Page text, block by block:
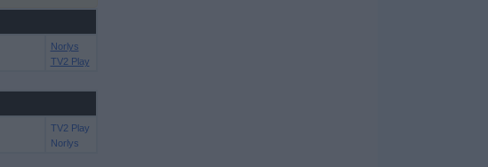
Norlys
TV2 Play
TV2 Play
Norlys